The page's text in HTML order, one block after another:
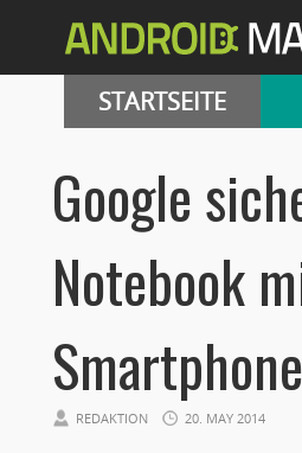
STARTSEITE
Google
Notebook
Smartphone
REDAKTION 20. MAY 2014